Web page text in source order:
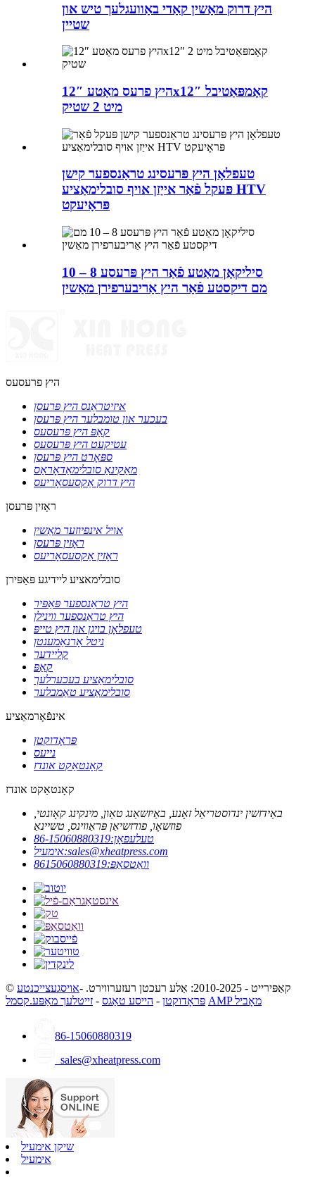
היץ דרוק מאַשין קאַדי באַוועגלעך טיש און
שטיין
היץ פרעס מאַטע 12″x12″ קאָמפּאַטיבל
מיט 2 שטיק
טעפלאָן היץ פּרעסינג טראַנספער קישן
פּעקל פֿאַר אייַזן אויף סובלימאַציע HTV
פּראָיעקט
סיליקאָן מאַטע פֿאַר היץ פּרעסע 8 – 10
מם דיקסטע פֿאַר היץ אַריבערפירן מאַשין
היץ פרעסעס
איזיטראַנס היץ פּרעסן
בעכער און טומבלער היץ פּרעסן
קאַפּ היץ פּרעסעס
עטיקעט היץ פּרעסעס
ספּאָרט היץ פּרעסן
מאַקינאַ סובלימאַדאָראַס
היץ דרוק אַקסעסאָריעס
ראָזין פּרעסן
אויל אינפיוזער מאַשין
ראָזין פּרעסן
ראָזין אַקסעסאָריעס
סובלימאציע ליידיגע פּאַפּירן
היץ טראַנספער פּאַפּיר
היץ טראַנספער ווינילן
טעפלאָן בויגן און היץ טייפּ
ניטל אָרנאַמענטן
קליידער
קאַפּ
סובלימאַציע בעכערלעך
סובלימאַציע טאַמבלער
אינפֿאָרמאַציע
פּראָדוקטן
נייעס
קאָנטאַקט אונדז
קאָנטאַקט אונדז
באַידזשין ינדוסטריאַל זאָנע, באַיזשאַנג טאַון, מינקינג קאָונטי,
פוזשאָו, פודזשיאַן פּראַווינס, טשיינאַ
טעלעפאָן:86-15060880319
אימעיל:sales@xheatpress.com
וואַטסאַפּ:8615060880319
© קאַפּירייט - 2010-2025: אַלע רעכטן רעזערווירט. -
אויסגעצייכנטע
פּראָדוקטן - הייסע טאַגס - זייטלעך מאַפּע.קסמל AMP מאָביל
86-15060880319
sales@xheatpress.com
שיקן אימעיל
אימעיל